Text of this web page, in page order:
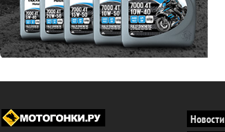
Новости